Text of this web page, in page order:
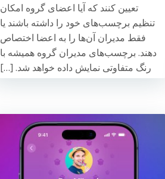
تعیین کنند که آیا اعضای گروه امکان
تنظیم برچسب‌های خود را داشته باشند یا
فقط مدیران آن‌ها را به اعضا اختصاص
دهند. برچسب‌های مدیران گروه همیشه با
رنگ متفاوتی نمایش داده خواهد شد. […]